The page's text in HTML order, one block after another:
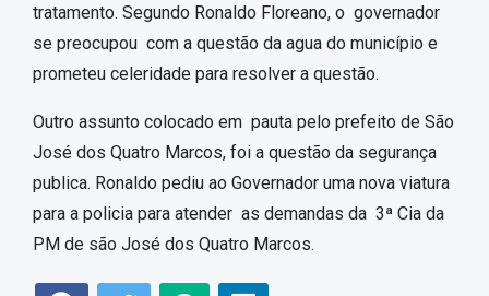
tratamento. Segundo Ronaldo Floreano, o governador
se preocupou com a questão da agua do município e
prometeu celeridade para resolver a questão.
Outro assunto colocado em pauta pelo prefeito de São
José dos Quatro Marcos, foi a questão da segurança
publica. Ronaldo pediu ao Governador uma nova viatura
para a policia para atender as demandas da 3ª Cia da
PM de são José dos Quatro Marcos.